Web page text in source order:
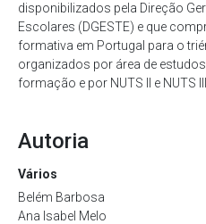
disponibilizados pela Direção
Escolares (DGESTE) e que
formativa em Portugal para o
organizados por área de
formação e por NUTS II e NUTS III.
Autoria
Vários
Belém Barbosa
Ana Isabel Melo